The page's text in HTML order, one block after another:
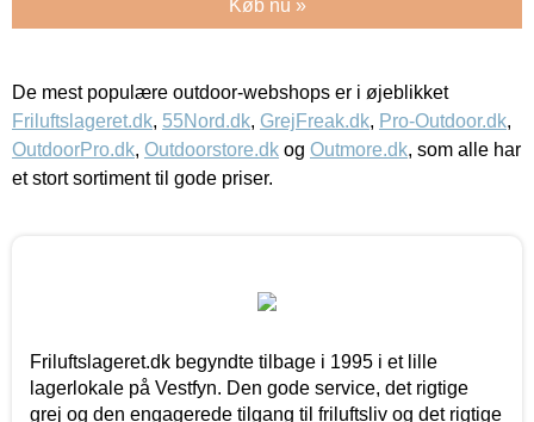
Køb nu »
De mest populære outdoor-webshops er i øjeblikket
Friluftslageret.dk, 55Nord.dk, GrejFreak.dk, Pro-Outdoor.dk,
OutdoorPro.dk, Outdoorstore.dk og Outmore.dk, som alle har
et stort sortiment til gode priser.
Friluftslageret.dk begyndte tilbage i 1995 i et lille
lagerlokale på Vestfyn. Den gode service, det rigtige
grej og den engagerede tilgang til friluftsliv og det rigtige